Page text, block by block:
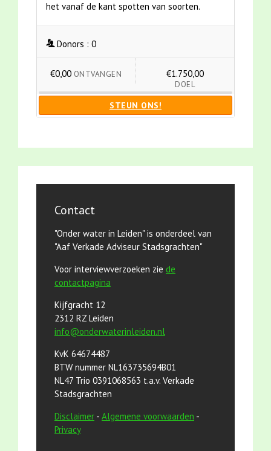
het vanaf de kant spotten van soorten.
Donors : 0
€0,00 ONTVANGEN €1.750,00
DOEL
STEUN ONS!
Contact
"Onder water in Leiden" is onderdeel van
"Aaf Verkade Adviseur Stadsgrachten"
Voor interviewverzoeken zie de
contactpagina
Kijfgracht 12
2312 RZ Leiden
info@onderwaterinleiden.nl
KvK 64674487
BTW nummer NL163735694B01
NL47 Trio 0391068563 t.a.v. Verkade
Stadsgrachten
Disclaimer - Algemene voorwaarden -
Privacy